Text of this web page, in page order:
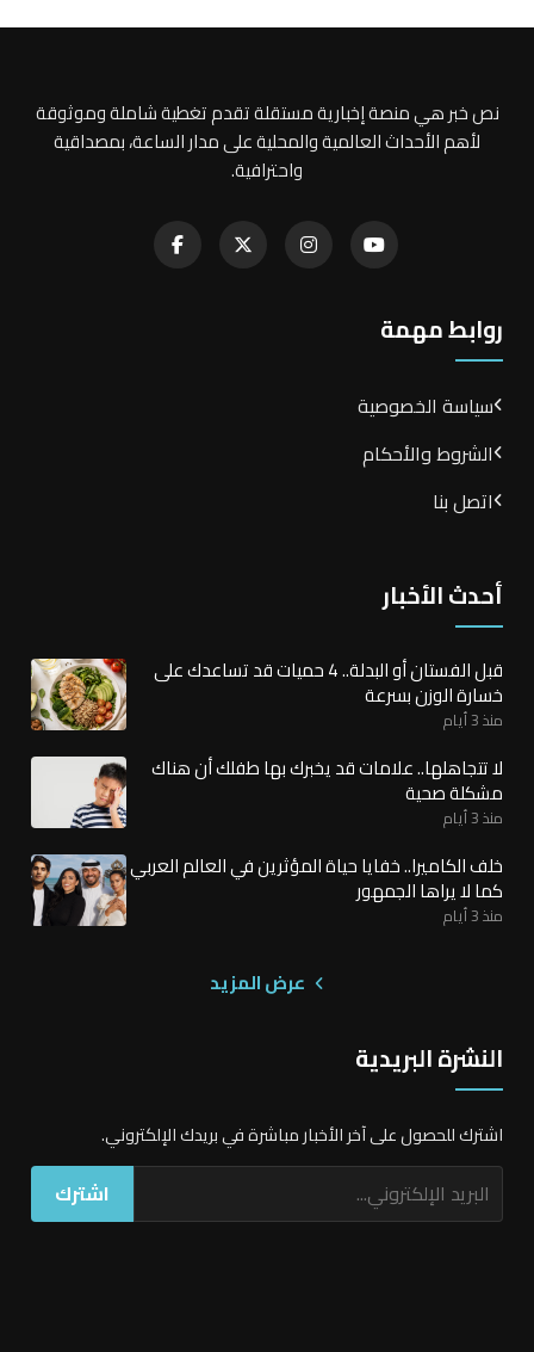
نص خبر هي منصة إخبارية مستقلة تقدم تغطية شاملة وموثوقة
لأهم الأحداث العالمية والمحلية على مدار الساعة، بمصداقية
واحترافية.
روابط مهمة
سياسة الخصوصية
الشروط والأحكام
اتصل بنا
أحدث الأخبار
قبل الفستان أو البدلة.. 4 حميات قد تساعدك على
خسارة الوزن بسرعة
منذ 3 أيام
لا تتجاهلها.. علامات قد يخبرك بها طفلك أن هناك
مشكلة صحية
منذ 3 أيام
خلف الكاميرا.. خفايا حياة المؤثرين في العالم العربي
كما لا يراها الجمهور
منذ 3 أيام
عرض المزيد
النشرة البريدية
اشترك للحصول على آخر الأخبار مباشرة في بريدك الإلكتروني.
اشترك